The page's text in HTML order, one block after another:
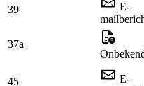
39
E-
37a
45
E-